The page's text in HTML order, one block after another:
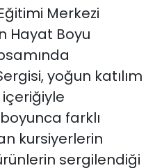
Merkezi
Hayat Boyu
yoğun katılım
farklı
kursiyerlerin
sergilendiği